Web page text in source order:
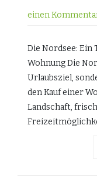
einen
Die Nordsee: Ein
Wohnung Die
Urlaubsziel,
den Kauf einer
Landschaft,